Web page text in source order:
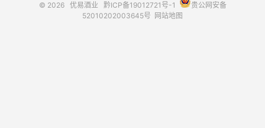
© 2026 优易酒业 黔ICP备19012721号-1
贵公网安备
52010202003645号 网站地图